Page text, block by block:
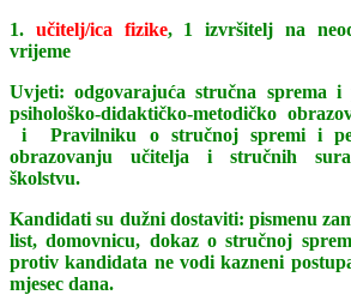
1. učitelj/ica fizike, 1 izvršitelj na
vrijeme
Uvjeti: odgovarajuća stručna sprema i
psihološko-didaktičko-metodičko
i Pravilniku o stručnoj spremi i
obrazovanju učitelja i stručnih
školstvu.
Kandidati su dužni dostaviti: pismenu
list, domovnicu, dokaz o stručnoj
protiv kandidata ne vodi kazneni
mjesec dana.